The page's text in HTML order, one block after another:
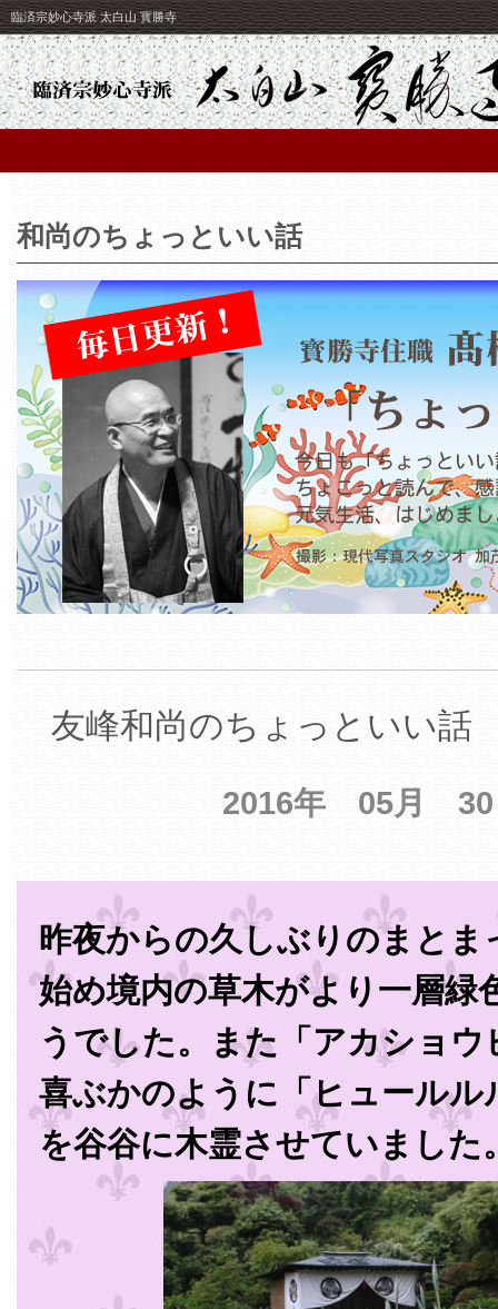
臨済宗妙心寺派 太白山 寳勝寺
和尚のちょっといい話
友峰和尚のちょっといい話
2016年 05月
昨夜からの久しぶりのまとま
始め境内の草木がより一層緑
うでした。また「アカショ
喜ぶかのように「ヒュールル
を谷谷に木霊させていました